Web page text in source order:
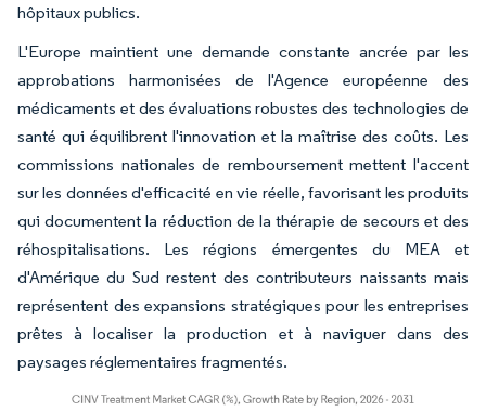
hôpitaux publics.
L'Europe maintient une demande constante ancrée par les
approbations harmonisées de l'Agence européenne des
médicaments et des évaluations robustes des technologies de
santé qui équilibrent l'innovation et la maîtrise des coûts. Les
commissions nationales de remboursement mettent l'accent
sur les données d'efficacité en vie réelle, favorisant les produits
qui documentent la réduction de la thérapie de secours et des
réhospitalisations. Les régions émergentes du MEA et
d'Amérique du Sud restent des contributeurs naissants mais
représentent des expansions stratégiques pour les entreprises
prêtes à localiser la production et à naviguer dans des
paysages réglementaires fragmentés.